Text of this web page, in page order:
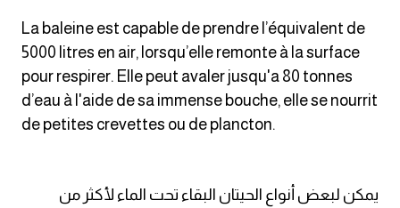
الابراج بالانجليزي
اسماء الكواكب بالانجليزي
كلمات بحرف b
La baleine est capable de prendre l’équivalent de
5000 litres en air, lorsqu’elle remonte à la surface
pour respirer. Elle peut avaler jusqu'a 80 tonnes
d’eau à l'aide de sa immense bouche, elle se nourrit
de petites crevettes ou de plancton.
يمكن لبعض أنواع الحيتان البقاء تحت الماء لأكثر من